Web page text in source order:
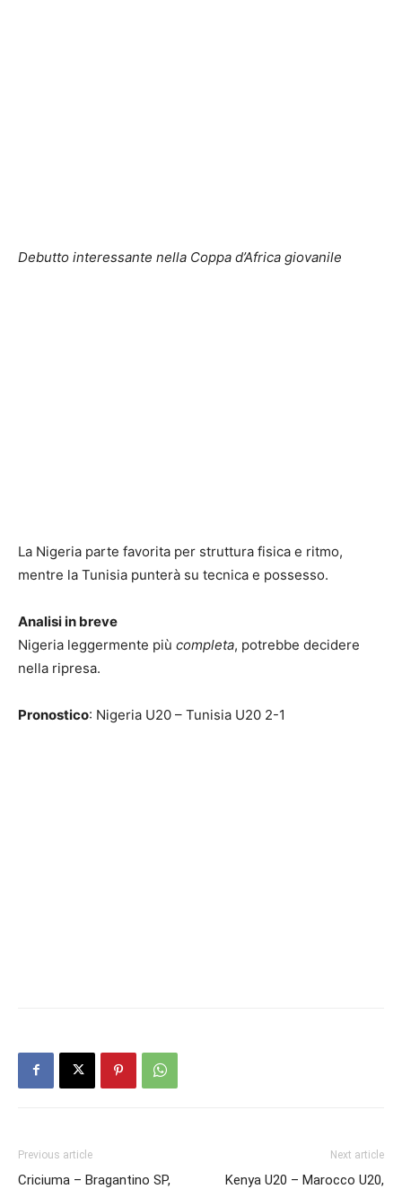
Debutto interessante nella Coppa d’Africa giovanile
La Nigeria parte favorita per struttura fisica e ritmo,
mentre la Tunisia punterà su tecnica e possesso.
Analisi in breve
Nigeria leggermente più completa, potrebbe decidere
nella ripresa.
Pronostico: Nigeria U20 – Tunisia U20 2-1
Previous article
Criciuma – Bragantino SP,
Next article
Kenya U20 – Marocco U20,